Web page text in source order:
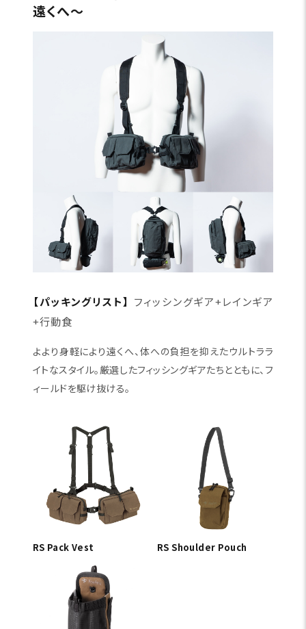
遠くへ〜
【パッキングリスト】 フィッシングギア+レインギア
+行動食
よより身軽により遠くへ、体への負担を抑えたウルトララ
イトなスタイル。厳選したフィッシングギアたちとともに、フ
ィールドを駆け抜ける。
RS Pack Vest RS Shoulder Pouch